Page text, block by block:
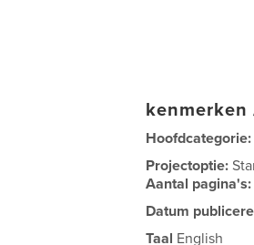
Hoofdcategorie:
Projectoptie:
Aantal
Datum
Taal English